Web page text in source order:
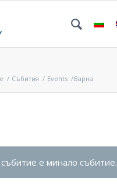
/ Събития / Events /Варна
е минало събитие.